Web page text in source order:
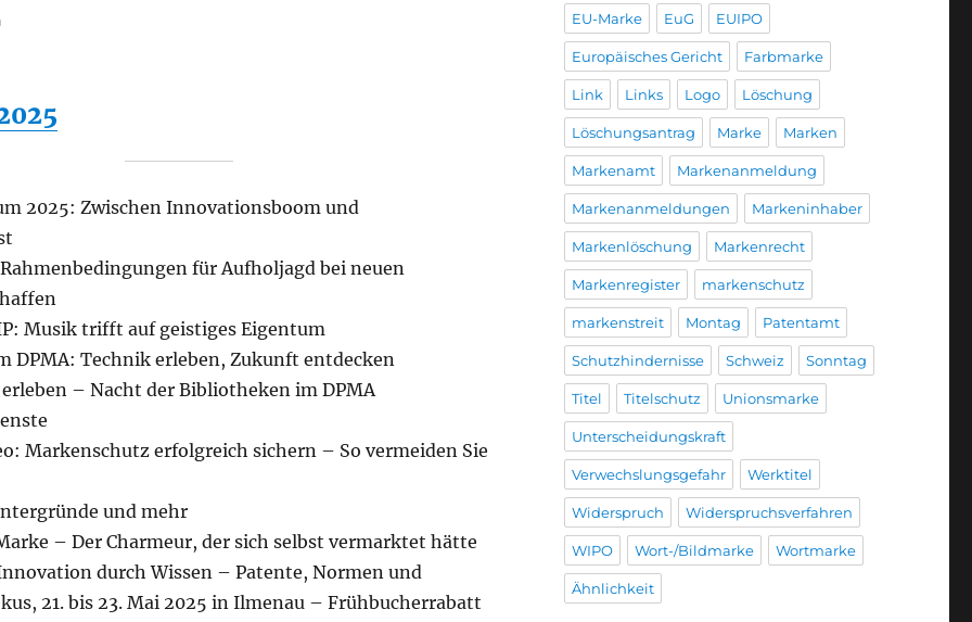
2025: Zwischen Innovationsboom und
für Aufholjagd bei neuen
Musik trifft auf geistiges Eigentum
DPMA: Technik erleben, Zukunft entdecken
– Nacht der Bibliotheken im DPMA
Markenschutz erfolgreich sichern – So vermeiden Sie
und mehr
– Der Charmeur, der sich selbst vermarktet hätte
durch Wissen – Patente, Normen und
21. bis 23. Mai 2025 in Ilmenau – Frühbucherrabatt
EU-Marke EuG EUIPO
Europäisches Gericht Farbmarke
Link Links Logo Löschung
Löschungsantrag Marke Marken
Markenamt Markenanmeldung
Markenanmeldungen Markeninhaber
Markenlöschung Markenrecht
Markenregister markenschutz
markenstreit Montag Patentamt
Schutzhindernisse Schweiz Sonntag
Titel Titelschutz Unionsmarke
Unterscheidungskraft
Verwechslungsgefahr Werktitel
Widerspruch Widerspruchsverfahren
WIPO Wort-/Bildmarke Wortmarke
Ähnlichkeit